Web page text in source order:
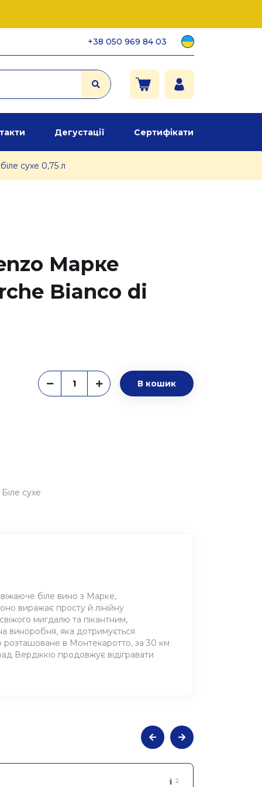
+38 050 969 84 03
Дегустації Сертифікати
сухе 0,75 л
Марке
Bianco di
В кошик
Біле сухе
біле вино з Марке,
виражає просту й лінійну
свіжого мигдалю та пікантним,
виноробня, яка дотримується
розташоване в Монтекаротто, за 30 км
Вердіккіо продовжує відігравати
2